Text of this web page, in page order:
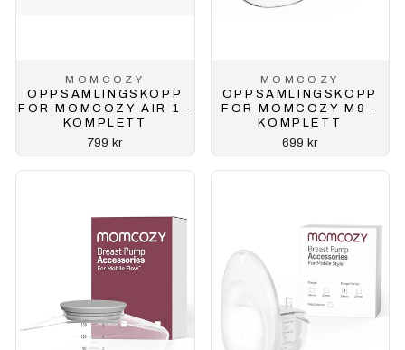
MOMCOZY
OPPSAMLINGSKOPP
FOR MOMCOZY AIR 1 -
KOMPLETT
799 kr
MOMCOZY
OPPSAMLINGSKOPP
FOR MOMCOZY M9 -
KOMPLETT
699 kr